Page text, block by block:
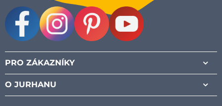
PRO ZÁKAZNÍKY
O JURHANU